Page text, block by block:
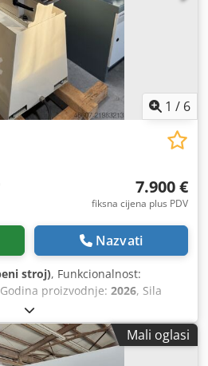
1 / 6
7.900 €
fiksna cijena plus PDV
Nazvati
stroj), Funkcionalnost:
proizvodnje: 2026, Sila
kapacitet bušenja Ã˜ 27 u 13
motora 3,0 kW Broj udaraca s
hod 30 mm Dodpsy T N
kg
Mali oglasi